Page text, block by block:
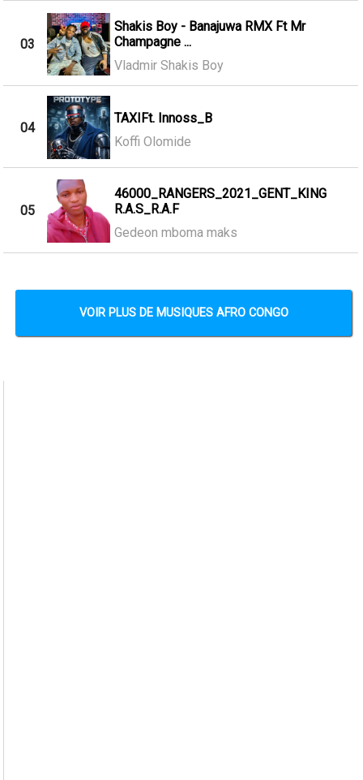
03
Shakis Boy - Banajuwa RMX Ft Mr
Champagne ...
Vladmir Shakis Boy
04
TAXIFt. Innoss_B
Koffi Olomide
05
46000_RANGERS_2021_GENT_KING
R.A.S_R.A.F
Gedeon mboma maks
VOIR PLUS DE MUSIQUES AFRO CONGO